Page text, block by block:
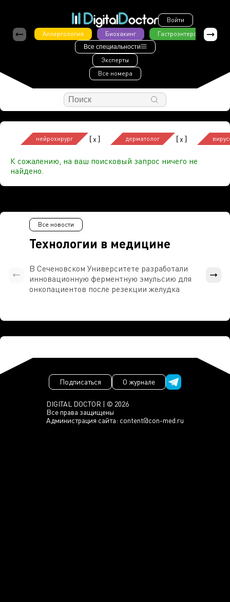
Войти
Аллергология
Биохакинг Гастроэнтерология
Все специальности
Эксперты
Все номера
нейрохирург [x] дерматолог [x]
К сожалению, на ваш поисковый запрос ничего не
найдено.
Технологии в медицине
Все новости
В Сеченовском Университете разработали
инновационную ферментную эмульсию для
онкопациентов после резекции желудка
DIGITAL DOCTOR | © 2026
Все права защищены
Администрация сайта: content@con-med.ru
Подписаться О журнале